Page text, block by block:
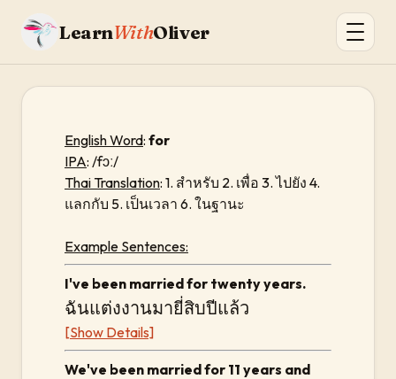
LearnWithOliver
English Word: for
IPA: /fɔː/
Thai Translation: 1. สำหรับ 2. เพื่อ 3. ไปยัง 4.
แลกกับ 5. เป็นเวลา 6. ในฐานะ
Example Sentences:
I've been married for twenty years.
ฉันแต่งงานมายี่สิบปีแล้ว
[Show Details]
We've been married for 11 years and